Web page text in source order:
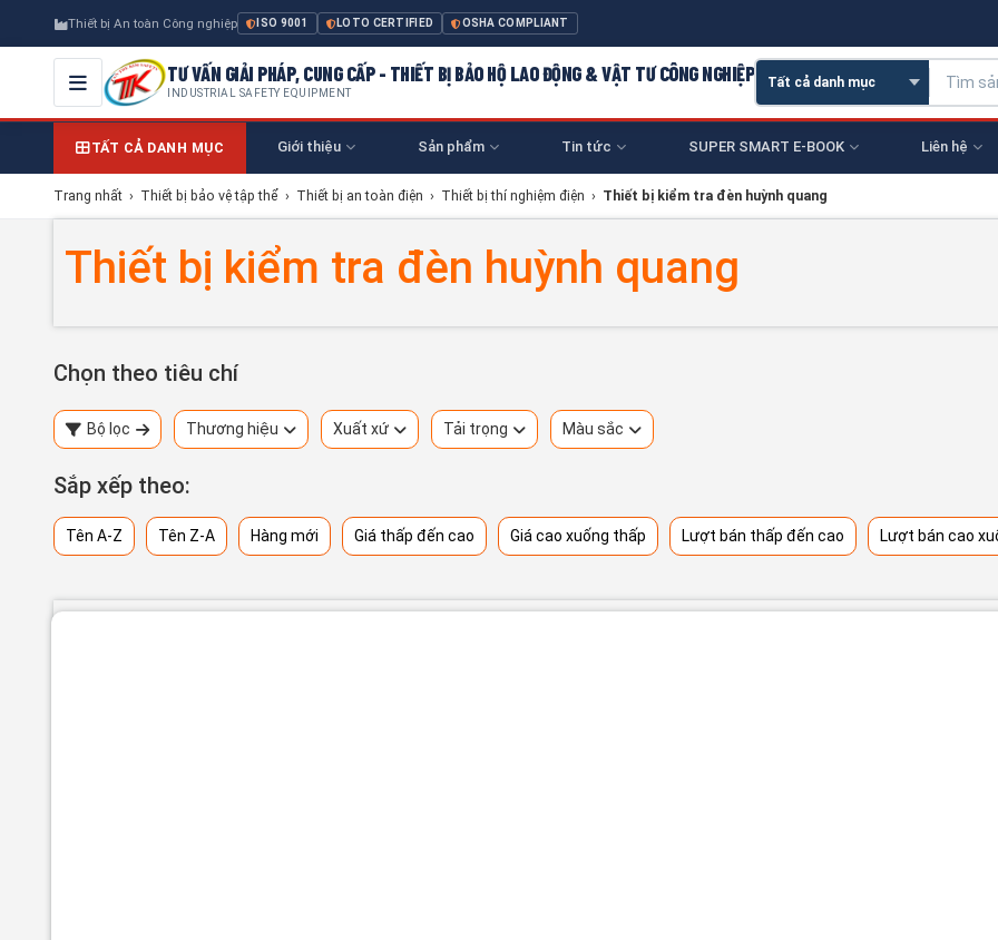
Thiết bị An toàn Công nghiệp ISO 9001 LOTO CERTIFIED OSHA COMPLIANT
TƯ VẤN GIẢI PHÁP, CUNG CẤP - THIẾT BỊ BẢO HỘ LAO ĐỘNG & VẬT TƯ CÔNG NGHIỆP
INDUSTRIAL SAFETY EQUIPMENT
TẤT CẢ DANH MỤC Giới thiệu Sản phẩm Tin tức SUPER SMART E-BOOK Liên hệ
Trang nhất › Thiết bị bảo vệ tập thể › Thiết bị an toàn điện › Thiết bị thí nghiệm điện › Thiết bị kiểm tra đèn huỳnh quang
Thiết bị kiểm tra đèn huỳnh quang
Chọn theo tiêu chí
Bộ lọc Thương hiệu Xuất xứ Tải trọng Màu sắc
Sắp xếp theo:
Tên A-Z Tên Z-A Hàng mới Giá thấp đến cao Giá cao xuống thấp Lượt bán thấp đến cao Lượt bán cao